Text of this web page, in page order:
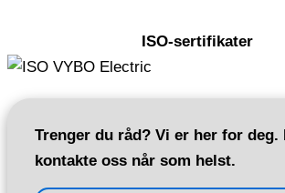
ISO-sertifikater
Trenger du råd? Vi er her for deg.
kontakte oss når som helst.